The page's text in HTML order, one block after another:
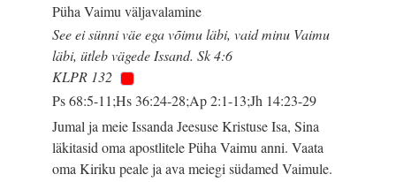
Püha Vaimu väljavalamine
See ei sünni väe ega võimu läbi, vaid minu Vaimu
läbi, ütleb vägede Issand. Sk 4:6
KLPR 132
Ps 68:5-11;Hs 36:24-28;Ap 2:1-13;Jh 14:23-29
Jumal ja meie Issanda Jeesuse Kristuse Isa, Sina
läkitasid oma apostlitele Püha Vaimu anni. Vaata
oma Kiriku peale ja ava meiegi südamed Vaimule.